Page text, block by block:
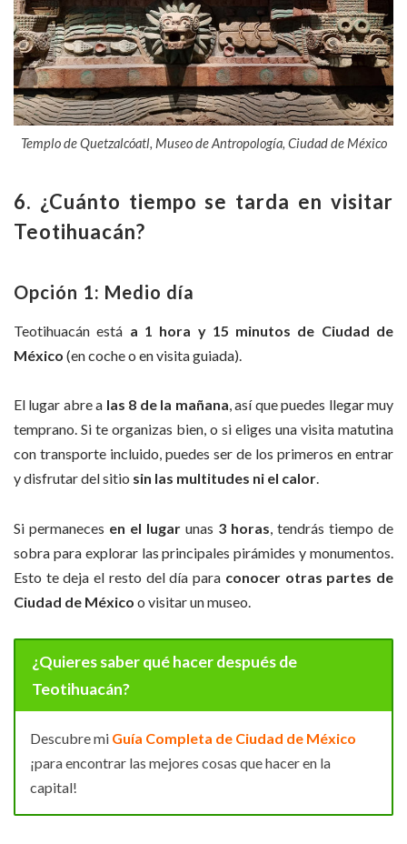
Templo de Quetzalcóatl, Museo de Antropología, Ciudad de México
6. ¿Cuánto tiempo se tarda en visitar
Teotihuacán?
Opción 1: Medio día
Teotihuacán está a 1 hora y 15 minutos de Ciudad de
México (en coche o en visita guiada).
El lugar abre a las 8 de la mañana, así que puedes llegar muy
temprano. Si te organizas bien, o si eliges una visita matutina
con transporte incluido, puedes ser de los primeros en entrar
y disfrutar del sitio sin las multitudes ni el calor.
Si permaneces en el lugar unas 3 horas , tendrás tiempo de
sobra para explorar las principales pirámides y monumentos.
Esto te deja el resto del día para conocer otras partes de
Ciudad de México o visitar un museo.
¿Quieres saber qué hacer después de
Teotihuacán?
Descubre mi Guía Completa de Ciudad de México
¡para encontrar las mejores cosas que hacer en la
capital!